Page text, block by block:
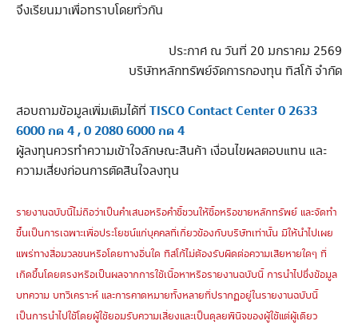
จึงเรียนมาเพื่อทราบโดยทั่วกัน
ประกาศ ณ วันที่ 20 มกราคม 2569
บริษัทหลักทรัพย์จัดการกองทุน ทิสโก้ จำกัด
สอบถามข้อมูลเพิ่มเติมได้ที่ TISCO Contact Center 0 2633
6000 กด 4 , 0 2080 6000 กด 4
ผู้ลงทุนควรทำความเข้าใจลักษณะสินค้า เงื่อนไขผลตอบแทน และ
ความเสี่ยงก่อนการตัดสินใจลงทุน
รายงานฉบับนี้ไม่ถือว่าเป็นคำเสนอหรือคำชี้ชวนให้ซื้อหรือขายหลักทรัพย์ และจัดทำ
ขึ้นเป็นการเฉพาะเพื่อประโยชน์แก่บุคคลที่เกี่ยวข้องกับบริษัทเท่านั้น มิให้นำไปเผย
แพร่ทางสื่อมวลชนหรือโดยทางอื่นใด ทิสโก้ไม่ต้องรับผิดต่อความเสียหายใดๆ ที่
เกิดขึ้นโดยตรงหรือเป็นผลจากการใช้เนื้อหาหรือรายงานฉบับนี้ การนำไปซึ่งข้อมูล
บทความ บทวิเคราะห์ และการคาดหมายทั้งหลายที่ปรากฏอยู่ในรายงานฉบับนี้
เป็นการนำไปใช้โดยผู้ใช้ยอมรับความเสี่ยงและเป็นดุลยพินิจของผู้ใช้แต่ผู้เดียว